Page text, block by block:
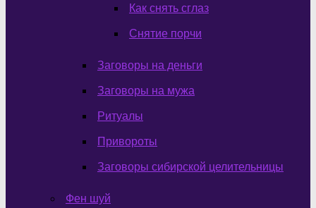
Как снять сглаз
Снятие порчи
Заговоры на деньги
Заговоры на мужа
Ритуалы
Привороты
Заговоры сибирской целительницы
Фен шуй